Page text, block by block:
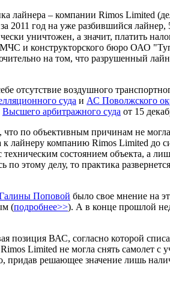
лайнера – компании Rimos Limited
2011 год на уже разбившийся
уничтожен, а значит, платить
и конструкторского бюро ОАО
на том, что разрушенный
отсутствие воздушного
суда и АС Поволжского
Высшего арбитражного суда от 15
по объективным причинам не
лайнеру компанию Rimos Limited до
состоянием объекта, а
этому делу, то практика
Поповой было свое мнение на
(подробнее>>). А в конце прошлой
позиция ВАС, согласно которой
Limited не могла снять самолет
придав решающее значение лишь